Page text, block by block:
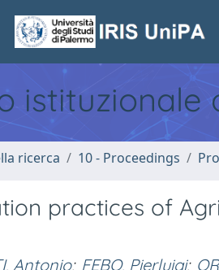
istituzionale
ricerca 10 - Proceedings
practices of
Antonio; FEBO, Pierluigi;